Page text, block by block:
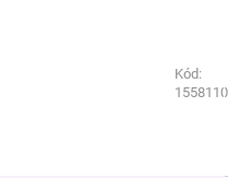
Kód:
Kód: